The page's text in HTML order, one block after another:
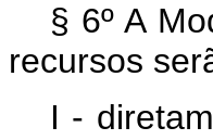
§ 6º A
recursos
I -